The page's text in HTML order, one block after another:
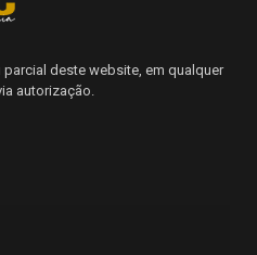
deste website, em qualquer
autorização.